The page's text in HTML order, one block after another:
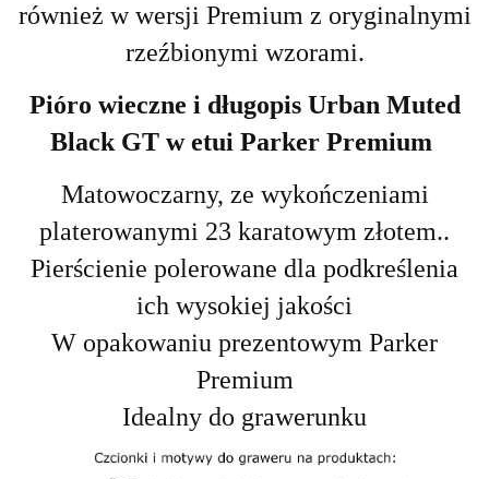
również w wersji Premium z oryginalnymi
rzeźbionymi wzorami.
Pióro wieczne i długopis Urban Muted
Black GT w etui Parker Premium
Matowoczarny, ze wykończeniami
platerowanymi 23 karatowym złotem..
Pierścienie polerowane dla podkreślenia
ich wysokiej jakości
W opakowaniu prezentowym Parker
Premium
Idealny do grawerunku